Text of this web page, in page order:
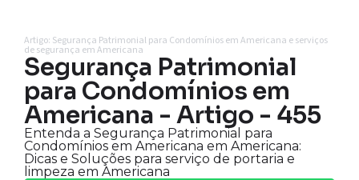
Artigo: Segurança Patrimonial para Condomínios em Americana e serviços
de segurança em Americana
Segurança Patrimonial
para Condomínios em
Americana - Artigo - 455
Entenda a Segurança Patrimonial para
Condomínios em Americana em Americana:
Dicas e Soluções para serviço de portaria e
limpeza em Americana